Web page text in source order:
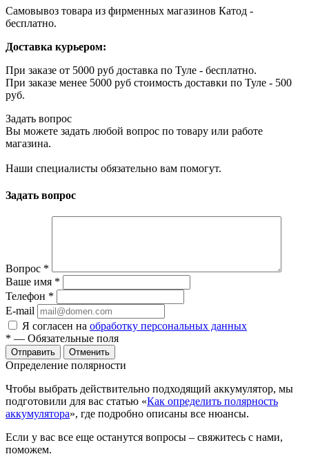
Самовывоз товара из фирменных магазинов Катод -
бесплатно.
Доставка курьером:
При заказе от 5000 руб доставка по Туле - бесплатно.
При заказе менее 5000 руб стоимость доставки по Туле - 500
руб.
Задать вопрос
Вы можете задать любой вопрос по товару или работе
магазина.
Наши специалисты обязательно вам помогут.
Задать вопрос
Вопрос *
Ваше имя *
Телефон *
E-mail
Я согласен на обработку персональных данных
* — Обязательные поля
Отменить
Определение полярности
Чтобы выбрать действительно подходящий аккумулятор, мы
подготовили для вас статью «Как определить полярность
аккумулятора», где подробно описаны все нюансы.
Если у вас все еще останутся вопросы – свяжитесь с нами,
поможем.